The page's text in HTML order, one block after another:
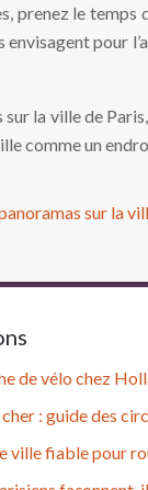
prenez le temps
envisagent
la ville de
comme un
sur la
de vélo chez
: guide des
ville fiable pour